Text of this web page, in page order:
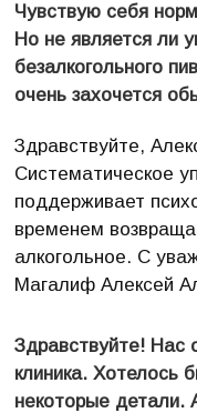
Чувствую себя
Но не является ли
безалкогольного
очень захочется
Здравствуйте,
Систематическое
поддерживает
временем
алкогольное. С
Магалиф Алексей
Здравствуйте! Нас
клиника. Хотелось
некоторые детали.